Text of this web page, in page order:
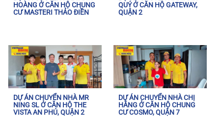
HOÀNG Ở CĂN HỘ CHUNG
CƯ MASTERI THẢO ĐIỀN
QUÝ Ở CĂN HỘ GATEWAY,
QUẬN 2
DỰ ÁN CHUYỂN NHÀ MR
NING SL Ở CĂN HỘ THE
VISTA AN PHÚ, QUẬN 2
DỰ ÁN CHUYỂN NHÀ CHỊ
HẰNG Ở CĂN HỘ CHUNG
CƯ COSMO, QUẬN 7